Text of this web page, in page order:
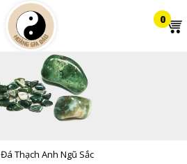
0
Đá Thạch Anh Ngũ Sắc